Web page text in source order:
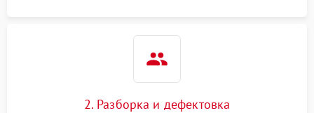
2. Разборка и дефектовка